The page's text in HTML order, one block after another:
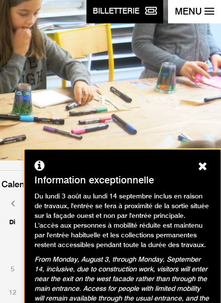
BILLETTERIE MENU
Calendrier des événements
octobre 2025
Di Lu Ma Ve Sa
1 2 3 4
5 6 7 8 9 10 11
12 13 14 15 16 17 18
Mois
précédent
Mois
suivant
Information exceptionnelle
Du lundi 3 août au lundi 14 septembre inclus en raison
de travaux, l'entrée se fera à proximité de la sortie située
sur la façade ouest et non par l'entrée principale.
L'accès aux personnes à mobilité réduite est maintenu
par l'entrée habituelle et les collections permanentes
restent accessibles pendant toute la durée des travaux.
From Monday, August 3, through Monday, September
14, inclusive, due to construction work, visitors will enter
near the exit on the west facade rather than through the
main entrance. Access for people with limited mobility
will remain available through the usual entrance, and the